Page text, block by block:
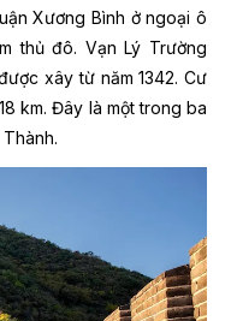
Xương Bình ở ngoại ô
thủ đô. Vạn Lý Trường
xây từ năm 1342. Cư
km. Đây là một trong ba